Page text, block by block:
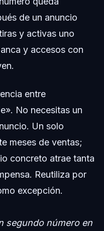
de un anuncio
y activas uno
y accesos con
entre
No necesitas un
Un solo
meses de ventas;
concreto atrae tanta
Reutiliza por
excepción.
segundo número en